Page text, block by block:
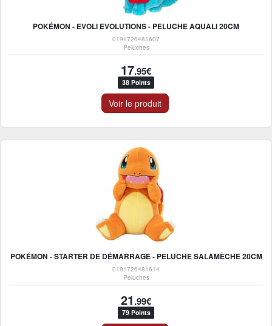
POKÉMON - EVOLI EVOLUTIONS - PELUCHE AQUALI 20CM
0191726481607
Peluches
17.95€
38 Points
Voir le produit
POKÉMON - STARTER DE DÉMARRAGE - PELUCHE SALAMÈCHE 20CM
0191726481614
Peluches
21.99€
79 Points